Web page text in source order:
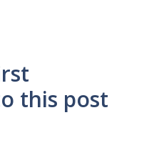
this post